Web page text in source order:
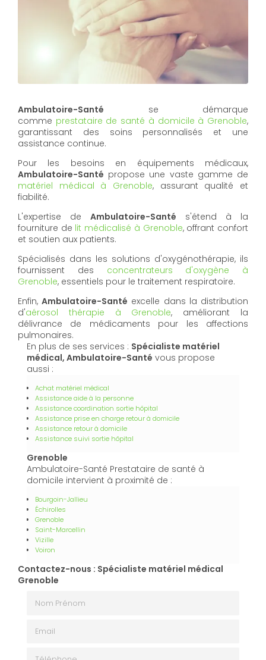
Ambulatoire-Santé se démarque
comme prestataire de santé à domicile à Grenoble,
garantissant des soins personnalisés et une
assistance continue.
Pour les besoins en équipements médicaux,
Ambulatoire-Santé propose une vaste gamme de
matériel médical à Grenoble, assurant qualité et
fiabilité.
L'expertise de Ambulatoire-Santé s'étend à la
fourniture de lit médicalisé à Grenoble, offrant confort
et soutien aux patients.
Spécialisés dans les solutions d'oxygénothérapie, ils
fournissent des concentrateurs d'oxygène à
Grenoble, essentiels pour le traitement respiratoire.
Enfin,Ambulatoire-Santé excelle dans la distribution
d'aérosol thérapie à Grenoble, améliorant la
délivrance de médicaments pour les affections
pulmonaires.
En plus de ses services : Spécialiste matériel
médical, Ambulatoire-Santé vous propose
aussi :
Achat matériel médical
Assistance aide à la personne
Assistance coordination sortie hôpital
Assistance prise en charge retour à domicile
Assistance retour à domicile
Assistance suivi sortie hôpital
Grenoble
Ambulatoire-Santé Prestataire de santé à
domicile intervient à proximité de :
Bourgoin-Jallieu
Échirolles
Grenoble
Saint-Marcellin
Vizille
Voiron
Contactez-nous : Spécialiste matériel médical
Grenoble